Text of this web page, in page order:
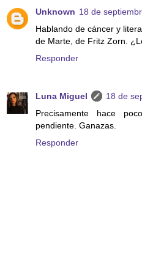
Unknown 18 de
Hablando de cáncer y
de Marte, de Fritz Zorn.
Responder
Luna Miguel
18 de
Precisamente hace
pendiente. Ganazas.
Responder